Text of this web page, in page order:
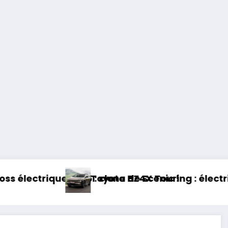
de Scenic !
BZ4X Touring : électrique et baroudeur !